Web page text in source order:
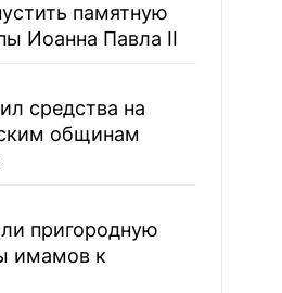
памятную
Иоанна Павла II
средства на
общинам
пригородную
имамов к